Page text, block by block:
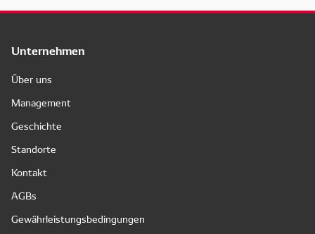
Unternehmen
Über uns
Management
Geschichte
Standorte
Kontakt
AGBs
Gewährleistungsbedingungen